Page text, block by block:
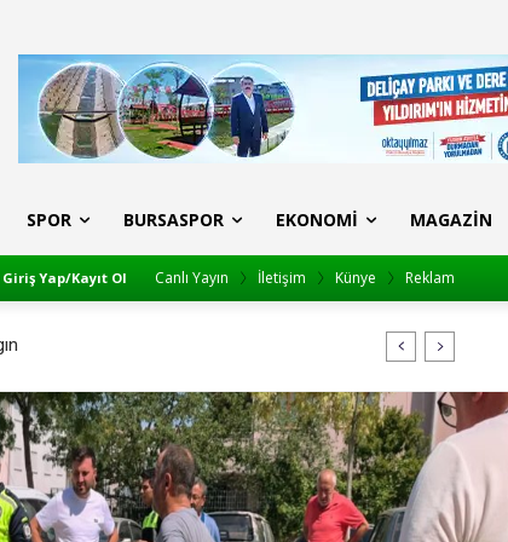
SPOR BURSASPOR EKONOMI MAGAZIN
Giriş Yap/Kayıt Ol Canlı Yayın İletişim Künye Reklam
etti: ‘Ekmeğimizi paylaştık’